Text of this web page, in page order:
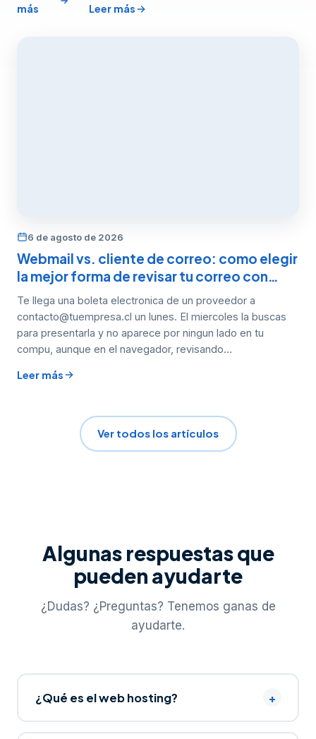
trabajos
tanto…
más
Leer más
6 de agosto de 2026
Webmail vs. cliente de correo: como elegir
la mejor forma de revisar tu correo con…
Te llega una boleta electronica de un proveedor a
contacto@tuempresa.cl un lunes. El miercoles la buscas
para presentarla y no aparece por ningun lado en tu
compu, aunque en el navegador, revisando…
Leer más
Ver todos los artículos
Algunas respuestas que
pueden ayudarte
¿Dudas? ¿Preguntas? Tenemos ganas de
ayudarte.
¿Qué es el web hosting? +
Es el servicio que proporciona espacio en internet